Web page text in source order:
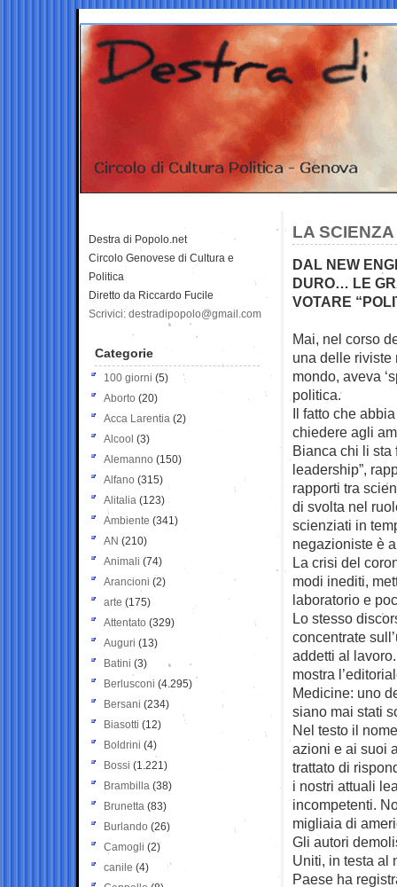
LA
DAL NEW
DURO… LE
VOTARE
Mai, nel corso
una delle riviste
mondo, aveva
politica.
Il fatto che
chiedere agli
Bianca chi li sta
leadership”,
rapporti tra
di svolta nel
scienziati in
negazioniste è
La crisi del
modi inediti,
laboratorio e
Lo stesso
concentrate
addetti al
mostra
Medicine: uno
siano mai stati
Nel testo il
azioni e ai suoi
trattato di
i nostri attuali
incompetenti.
migliaia di
Gli autori
Uniti, in testa al
Paese ha
Destra di Popolo.net
Circolo Genovese di Cultura e
Politica
Diretto da Riccardo Fucile
Scrivici: destradipopolo@gmail.com
Categorie
100 giorni (5)
Aborto (20)
Acca Larentia (2)
Alcool (3)
Alemanno (150)
Alfano (315)
Alitalia (123)
Ambiente (341)
AN (210)
Animali (74)
Arancioni (2)
arte (175)
Attentato (329)
Auguri (13)
Batini (3)
Berlusconi (4.295)
Bersani (234)
Biasotti (12)
Boldrini (4)
Bossi (1.221)
Brambilla (38)
Brunetta (83)
Burlando (26)
Camogli (2)
canile (4)